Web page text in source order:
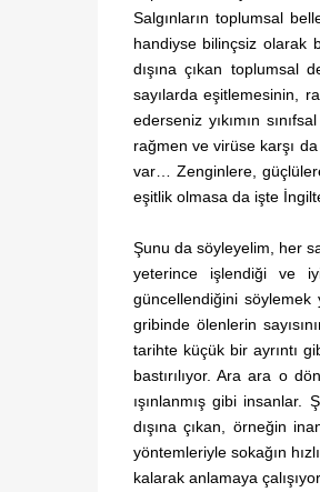
Salgınların toplumsal
handiyse bilinçsiz olarak
dışına çıkan toplumsal
sayılarda eşitlemesinin,
ederseniz yıkımın
rağmen ve virüse karşı
var… Zenginlere,
eşitlik olmasa da işte
Şunu da söyleyelim, her
yeterince işlendiği ve
güncellendiğini söylemek
gribinde ölenlerin
tarihte küçük bir ayrıntı
bastırılıyor. Ara ara o
ışınlanmış gibi
dışına çıkan, örneğin
yöntemleriyle sokağın
kalarak anlamaya